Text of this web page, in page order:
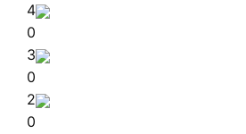
4
0
3
0
2
0